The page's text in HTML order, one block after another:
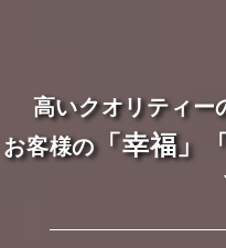
高いクオリティー
お客様の「幸福」